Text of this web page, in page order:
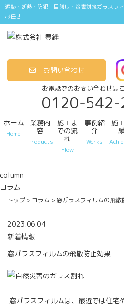
遮熱・断熱・防犯・目隠し・災害対策ガラスフ
お任せ
お問い合わせ
お電話でのお問い合わせは
0120-542-
ホーム
Home
業務内
容
Products
施工ま
での流
れ
Flow
事例紹
介
Works
施
column
コラム
トップ コラム 窓ガラスフィルムの飛散
2023.06.04
新着情報
窓ガラスフィルムの飛散防止効果
窓ガラスフィルムは、最近では住宅